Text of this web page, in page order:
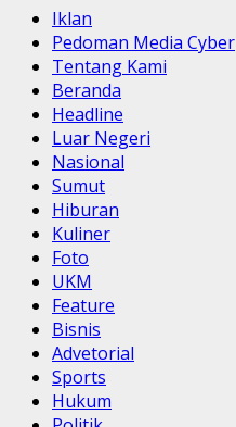
Iklan
Pedoman Media Cyber
Tentang Kami
Beranda
Headline
Luar Negeri
Nasional
Sumut
Hiburan
Kuliner
Foto
UKM
Feature
Bisnis
Advetorial
Sports
Hukum